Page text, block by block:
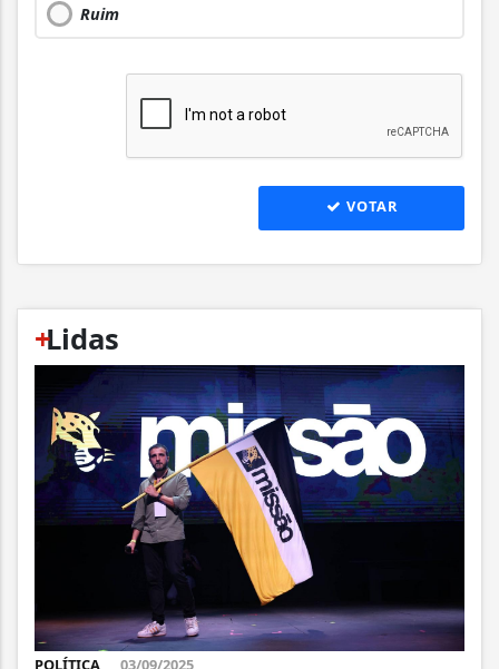
Ruim
VOTAR
+
Lidas
POLÍTICA 03/09/2025